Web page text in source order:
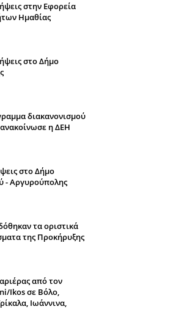
στην Εφορεία
Ημαθίας
στο Δήμο
διακανονισμού
η ΔΕΗ
στο Δήμο
- Αργυρούπολης
τα οριστικά
της Προκήρυξης
από τον
Ikos σε Βόλο,
Ιωάννινα,